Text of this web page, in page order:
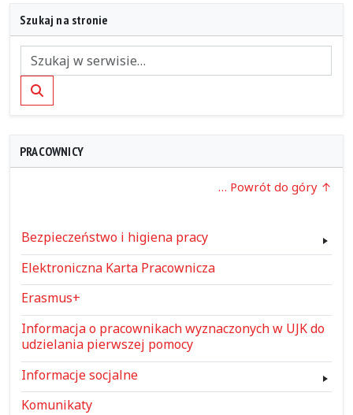
Szukaj na stronie
Szukaj
PRACOWNICY
… Powrót do góry
Bezpieczeństwo i higiena pracy
Elektroniczna Karta Pracownicza
Erasmus+
Informacja o pracownikach wyznaczonych w UJK do
udzielania pierwszej pomocy
Informacje socjalne
Komunikaty